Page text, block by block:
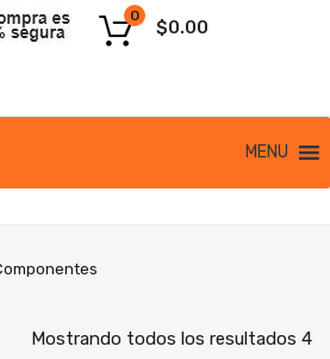
$0.00
0
MENU
Mostrando todos los resultados 4